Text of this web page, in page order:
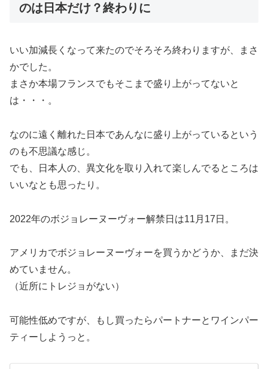
のは日本だけ？終わりに
いい加減長くなって来たのでそろそろ終わりますが、まさ
かでした。
まさか本場フランスでもそこまで盛り上がってないと
は・・・。
なのに遠く離れた日本であんなに盛り上がっているという
のも不思議な感じ。
でも、
日本人の、異文化を取り入れて楽しんでるところは
いいなとも思ったり。
2022年のボジョレーヌーヴォー解禁日は11月17日。
アメリカでボジョレーヌーヴォーを買うかどうか、まだ決
めていません。
（近所にトレジョがない）
可能性低めですが、もし買ったらパートナーとワインパー
ティーしようっと。